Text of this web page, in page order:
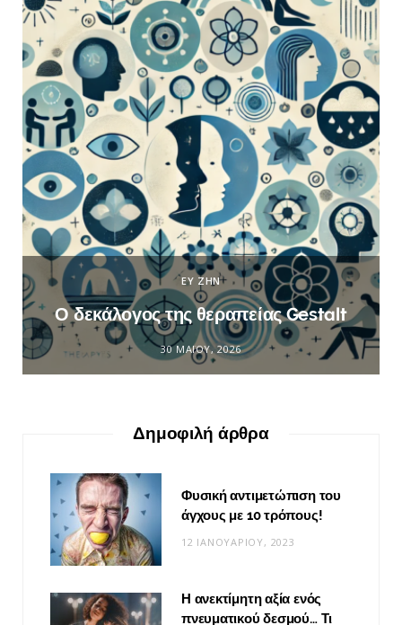
ΕΥ ΖΗΝ
Ο δεκάλογος της θεραπείας Gestalt
30 ΜΑΪ́ΟΥ, 2026
Δημοφιλή άρθρα
Φυσική αντιμετώπιση του
άγχους με 10 τρόπους!
12 ΙΑΝΟΥΑΡΊΟΥ, 2023
Η ανεκτίμητη αξία ενός
πνευματικού δεσμού… Τι